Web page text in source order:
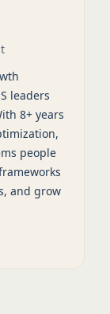
leaders
8+ years
people
and grow